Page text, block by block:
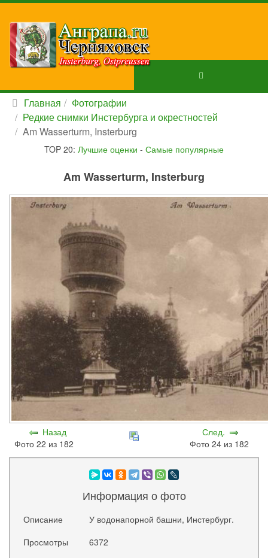
Главная
Фотографии
Редкие снимки Инстербурга и окрестностей
Am Wasserturm, Insterburg
TOP 20: Лучшие оценки - Самые популярные
Am Wasserturm, Insterburg
Назад
Фото 22 из 182
След.
Фото 24 из 182
Информация о фото
Описание
У водонапорной башни, Инстербург.
Просмотры
6372